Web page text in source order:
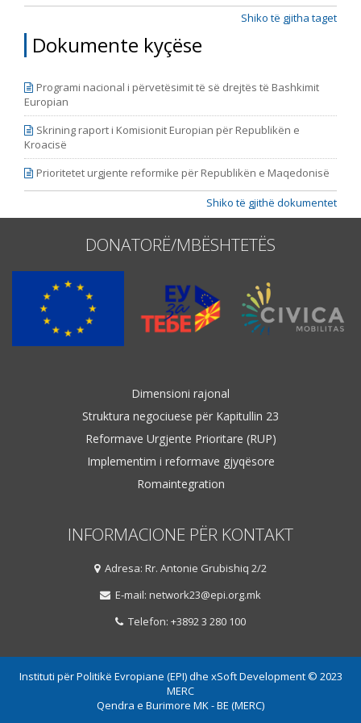
kohore nga fillimi i muajit maj të vitit 2016,
përfundimisht me fundin e muajit janar të vitit 2018.
Periudha e përfshirjes së Raportit është vazhduar, në
mënyrë që korrespondoj me ciklin e ri të raporteve t
Shiko të gjitha taget
Dokumente kyçëse
Programi nacional i përvetësimit të së drejtës të Bashkimit
Europian
Skrining raport i Komisionit Europian për Republikën e
Kroacisë
Prioritetet urgjente reformike për Republikën e Maqedonisë
Shiko të gjithë dokumentet
DONATORË/MBËSHTETËS
Dimensioni rajonal
Struktura negociuese për Kapitullin 23
Reformave Urgjente Prioritare (RUP)
Implementim i reformave gjyqësore
Romaintegration
INFORMACIONE PËR KONTAKT
Adresa: Rr. Antonie Grubishiq 2/2
E-mail: network23@epi.org.mk
Telefon: +3892 3 280 100
Instituti për Politikë Evropiane (EPI) dhe xSoft Development © 2023
MERC
Qendra e Burimore MK - BE (MERC)